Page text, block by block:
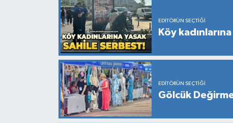
EDITÖRÜN SEÇTIĞI
Köy
EDITÖRÜN SEÇTIĞI
Gölcük